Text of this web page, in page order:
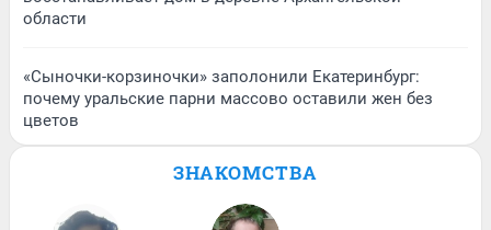
области
«Сыночки-корзиночки» заполонили Екатеринбург:
почему уральские парни массово оставили жен без
цветов
ЗНАКОМСТВА